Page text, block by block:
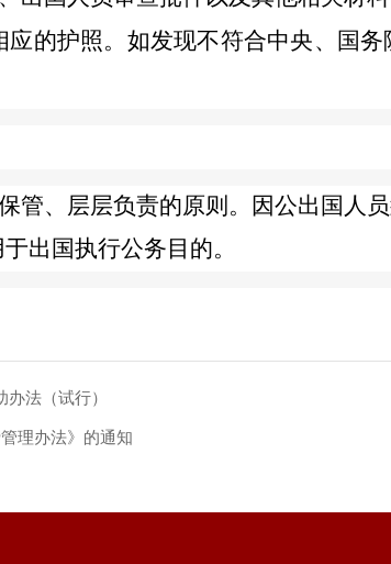
的护照。如发现不符合中央、国
、层层负责的原则。因公出国人
出国执行公务目的。
法（试行）
理办法》的通知